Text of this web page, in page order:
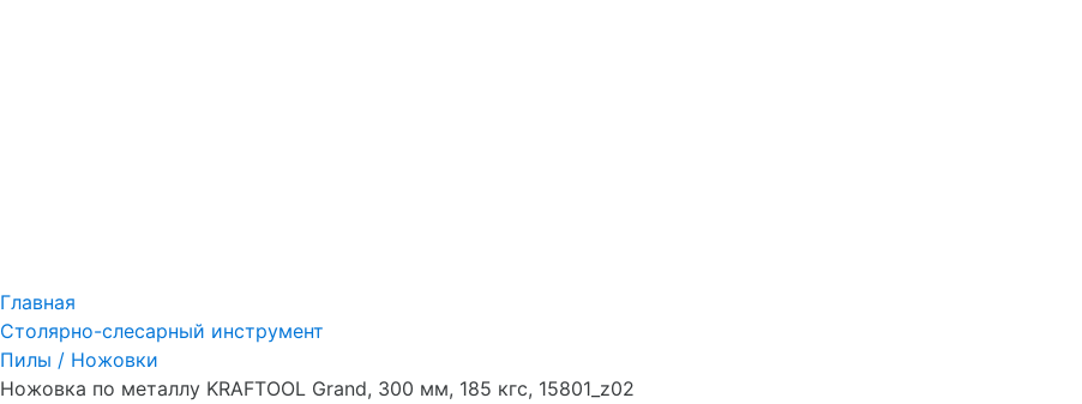
Главная
Столярно-слесарный инструмент
Пилы / Ножовки
Ножовка по металлу KRAFTOOL Grand, 300 мм, 185 кгс, 15801_z02